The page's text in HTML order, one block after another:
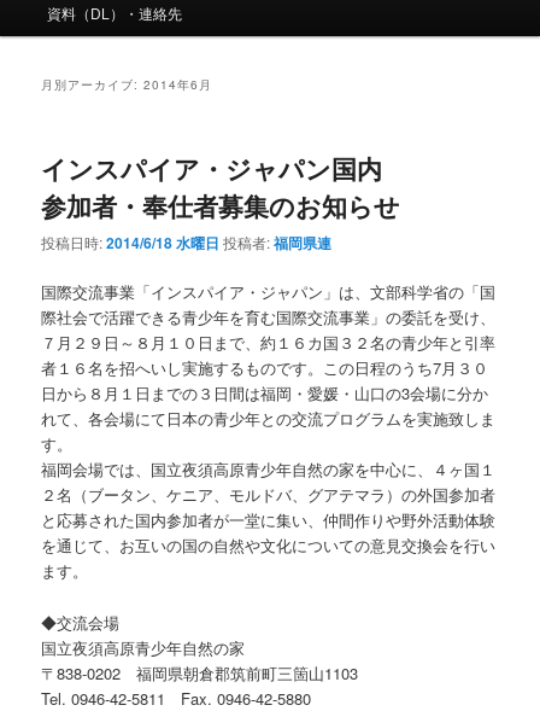
ュ
資料（DL）・連絡先
月別アーカイブ:2014年6月
インスパイア・ジャパン国内
参加者・奉仕者募集のお知らせ
投稿日時:2014/6/18 水曜日 投稿者:福岡県連
国際交流事業「インスパイア・ジャパン」は、文部科学省の「国
際社会で活躍できる青少年を育む国際交流事業」の委託を受け、
７月２９日～８月１０日まで、約１６カ国３２名の青少年と引率
者１６名を招へいし実施するものです。この日程のうち7月３０
日から８月１日までの３日間は福岡・愛媛・山口の3会場に分か
れて、各会場にて日本の青少年との交流プログラムを実施致しま
す。
福岡会場では、国立夜須高原青少年自然の家を中心に、４ヶ国１
２名（ブータン、ケニア、モルドバ、グアテマラ）の外国参加者
と応募された国内参加者が一堂に集い、仲間作りや野外活動体験
を通じて、お互いの国の自然や文化についての意見交換会を行い
ます。
◆交流会場
国立夜須高原青少年自然の家
〒838-0202 福岡県朝倉郡筑前町三箇山1103
Tel. 0946-42-5811 Fax. 0946-42-5880